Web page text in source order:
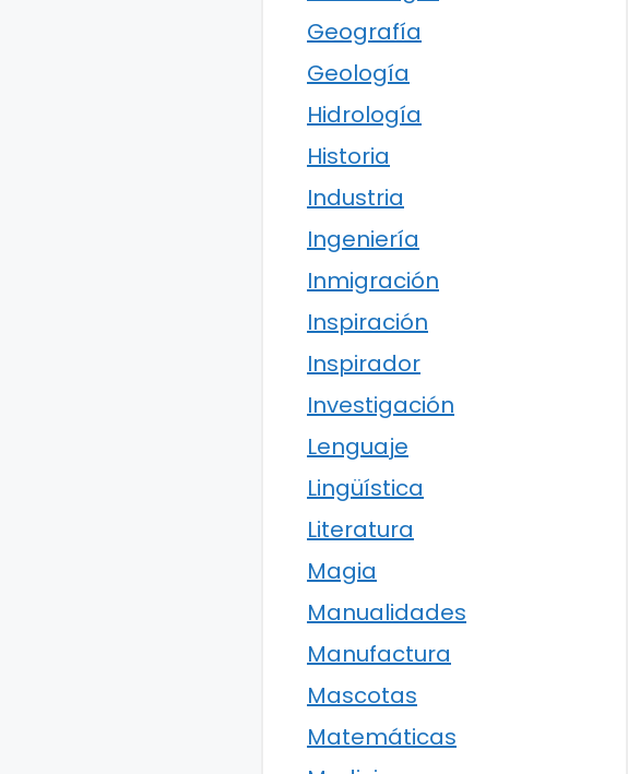
Geografía
Geología
Hidrología
Historia
Industria
Ingeniería
Inmigración
Inspiración
Inspirador
Investigación
Lenguaje
Lingüística
Literatura
Magia
Manualidades
Manufactura
Mascotas
Matemáticas